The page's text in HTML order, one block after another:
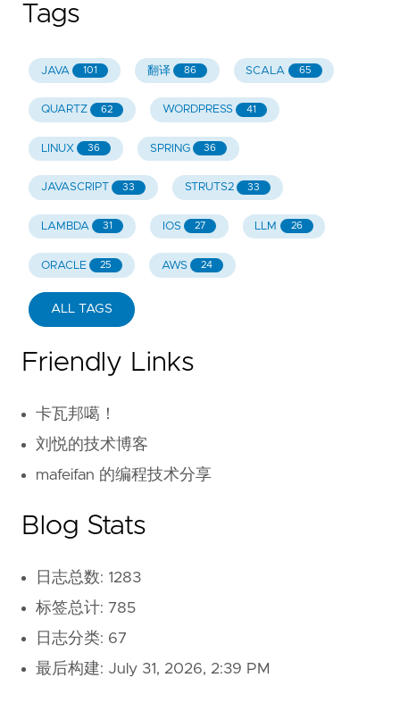
Tags
JAVA 101 翻译 86 SCALA 65
QUARTZ 62 WORDPRESS 41
LINUX 36 SPRING 36
JAVASCRIPT 33 STRUTS2 33
LAMBDA 31 IOS 27 LLM 26
ORACLE 25 AWS 24
ALL TAGS
Friendly Links
卡瓦邦噶！
刘悦的技术博客
mafeifan 的编程技术分享
Blog Stats
日志总数: 1283
标签总计: 785
日志分类: 67
最后构建: July 31, 2026, 2:39 PM